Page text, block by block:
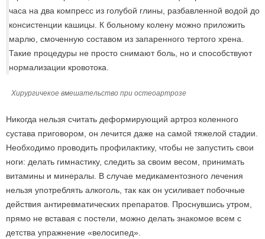
часа на два компресс из голубой глины, разбавленной водой до
консистенции кашицы. К больному колену можно приложить
марлю, смоченную составом из запаренного тертого хрена.
Такие процедуры не просто снимают боль, но и способствуют
нормализации кровотока.
Хирургичекое вмешательство при остеоартрозе
Никогда нельзя считать деформирующий артроз коленного
сустава приговором, он лечится даже на самой тяжелой стадии.
Необходимо проводить профилактику, чтобы не запустить свои
ноги: делать гимнастику, следить за своим весом, принимать
витамины и минералы. В случае медикаментозного лечения
нельзя употреблять алкоголь, так как он усиливает побочные
действия антиревматических препаратов. Проснувшись утром,
прямо не вставая с постели, можно делать знакомое всем с
детства упражнение «велосипед».